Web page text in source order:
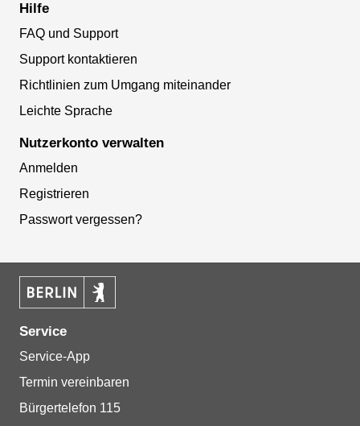
Hilfe
FAQ und Support
Support kontaktieren
Richtlinien zum Umgang miteinander
Leichte Sprache
Nutzerkonto verwalten
Anmelden
Registrieren
Passwort vergessen?
Service
Service-App
Termin vereinbaren
Bürgertelefon 115